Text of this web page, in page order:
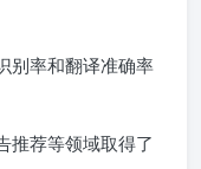
别率和翻译准确率
推荐等领域取得了